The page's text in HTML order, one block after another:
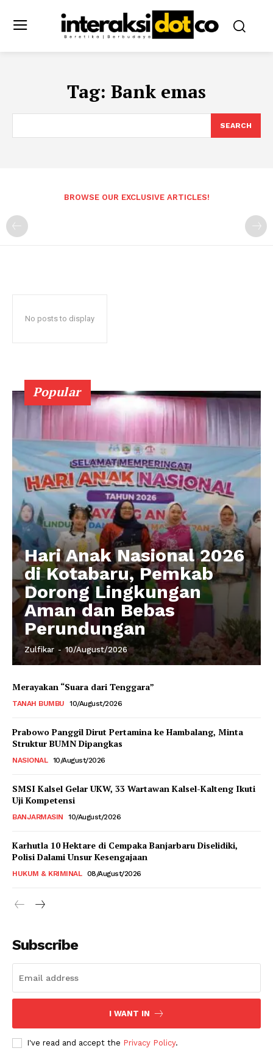
Tag: Bank emas
SEARCH
BROWSE OUR EXCLUSIVE ARTICLES!
No posts to display
Popular
Hari Anak Nasional 2026
di Kotabaru, Pemkab
Dorong Lingkungan
Aman dan Bebas
Perundungan
Zulfikar - 10/August/2026
Merayakan “Suara dari Tenggara”
TANAH BUMBU 10/August/2026
Prabowo Panggil Dirut Pertamina ke Hambalang, Minta
Struktur BUMN Dipangkas
NASIONAL 10/August/2026
SMSI Kalsel Gelar UKW, 33 Wartawan Kalsel-Kalteng Ikuti
Uji Kompetensi
BANJARMASIN 10/August/2026
Karhutla 10 Hektare di Cempaka Banjarbaru Diselidiki,
Polisi Dalami Unsur Kesengajaan
HUKUM & KRIMINAL 08/August/2026
Subscribe
I WANT IN
I've read and accept the Privacy Policy.